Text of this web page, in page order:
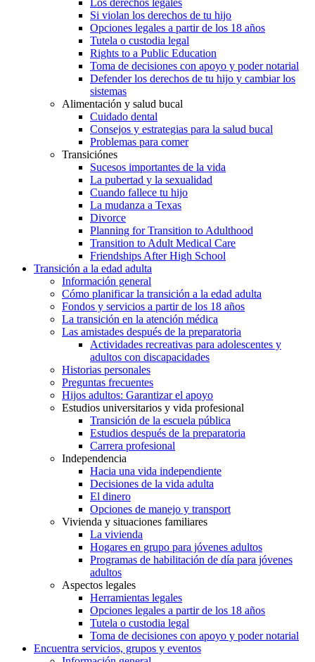
Si violan los derechos de tu hijo
Opciones legales a partir de los 18 años
Tutela o custodia legal
Rights to a Public Education
Toma de decisiones con apoyo y poder notarial
Defender los derechos de tu hijo y cambiar los
sistemas
Alimentación y salud bucal
Cuidado dental
Consejos y estrategias para la salud bucal
Problemas para comer
Transiciónes
Sucesos importantes de la vida
La pubertad y la sexualidad
Cuando fallece tu hijo
La mudanza a Texas
Divorce
Planning for Transition to Adulthood
Transition to Adult Medical Care
Friendships After High School
Transición a la edad adulta
Información general
Cómo planificar la transición a la edad adulta
Fondos y servicios a partir de los 18 años
La transición en la atención médica
Las amistades después de la preparatoria
Actividades recreativas para adolescentes y
adultos con discapacidades
Historias personales
Preguntas frecuentes
Hijos adultos: Garantizar el apoyo
Estudios universitarios y vida profesional
Transición de la escuela pública
Estudios después de la preparatoria
Carrera profesional
Independencia
Hacia una vida independiente
Decisiones de la vida adulta
El dinero
Opciones de manejo y transport
Vivienda y situaciones familiares
La vivienda
Hogares en grupo para jóvenes adultos
Programas de habilitación de día para jóvenes
adultos
Aspectos legales
Herramientas legales
Opciones legales a partir de los 18 años
Tutela o custodia legal
Toma de decisiones con apoyo y poder notarial
Encuentra servicios, grupos y eventos